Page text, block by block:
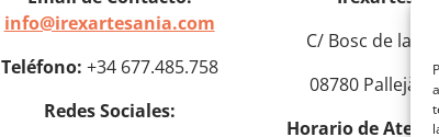
info@irexartesania.com
Teléfono: +34 677.485.758
Redes Sociales:
C/ Bosc de la
08780 Pallejà
Horario de